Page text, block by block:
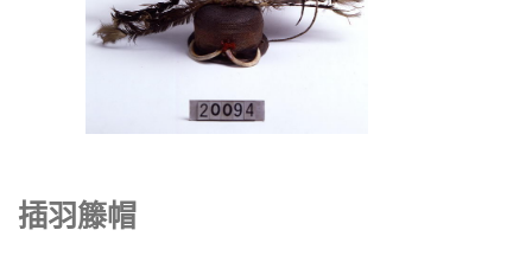
插羽籐帽